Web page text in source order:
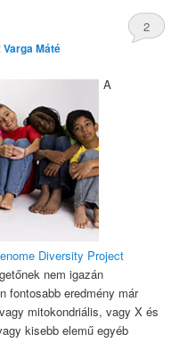
Varga Máté
2
A
Diversity Project
nem igazán
fontosabb eredmény már
mitokondriális, vagy X és
kisebb elemű egyéb